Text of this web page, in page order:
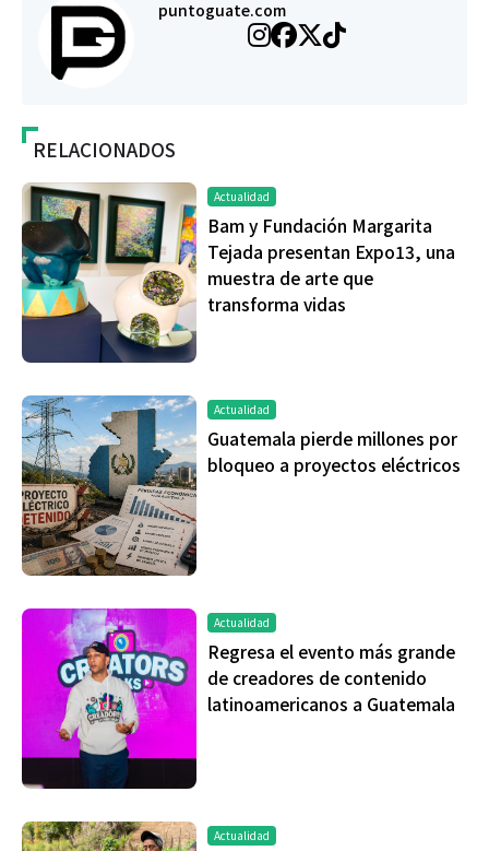
puntoguate.com
RELACIONADOS
Actualidad
Bam y Fundación Margarita
Tejada presentan Expo13, una
muestra de arte que
transforma vidas
Actualidad
Guatemala pierde millones por
bloqueo a proyectos eléctricos
Actualidad
Regresa el evento más grande
de creadores de contenido
latinoamericanos a Guatemala
Actualidad